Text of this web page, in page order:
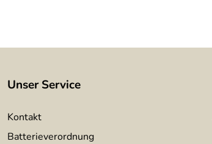
Unser Service
Kontakt
Batterieverordnung